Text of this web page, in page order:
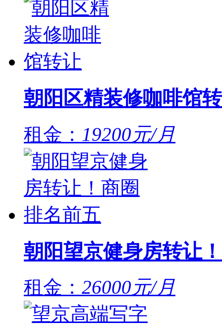
朝阳区精装修咖啡馆
租金： 19200元/月
朝阳望京健身房转让
租金： 26000元/月